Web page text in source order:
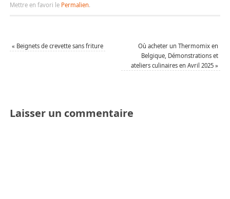
Mettre en favori le Permalien.
« Beignets de crevette sans friture
Où acheter un Thermomix en
Belgique, Démonstrations et
ateliers culinaires en Avril 2025»
Laisser un commentaire